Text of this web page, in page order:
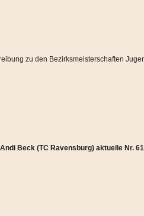
zu den Bezirksmeisterschaften
Beck (TC Ravensburg) aktuelle Nr.